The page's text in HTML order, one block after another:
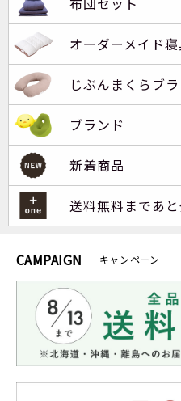
オーダーメイド
じぶんまくらブ
ブランド
新着商品
送料無料まであ
CAMPAIGN キャンペーン